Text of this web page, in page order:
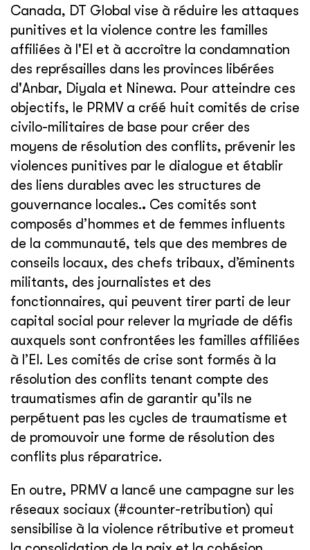
Canada, DT Global vise à réduire les attaques
punitives et la violence contre les familles
affiliées à l'EI et à accroître la condamnation
des représailles dans les provinces libérées
d'Anbar, Diyala et Ninewa. Pour atteindre ces
objectifs, le PRMV a créé huit comités de crise
civilo-militaires de base pour créer des
moyens de résolution des conflits, prévenir les
violences punitives par le dialogue et établir
des liens durables avec les structures de
gouvernance locales.. Ces comités sont
composés d’hommes et de femmes influents
de la communauté, tels que des membres de
conseils locaux, des chefs tribaux, d’éminents
militants, des journalistes et des
fonctionnaires, qui peuvent tirer parti de leur
capital social pour relever la myriade de défis
auxquels sont confrontées les familles affiliées
à l’EI. Les comités de crise sont formés à la
résolution des conflits tenant compte des
traumatismes afin de garantir qu'ils ne
perpétuent pas les cycles de traumatisme et
de promouvoir une forme de résolution des
conflits plus réparatrice.
En outre, PRMV a lancé une campagne sur les
réseaux sociaux (#counter-retribution) qui
sensibilise à la violence rétributive et promeut